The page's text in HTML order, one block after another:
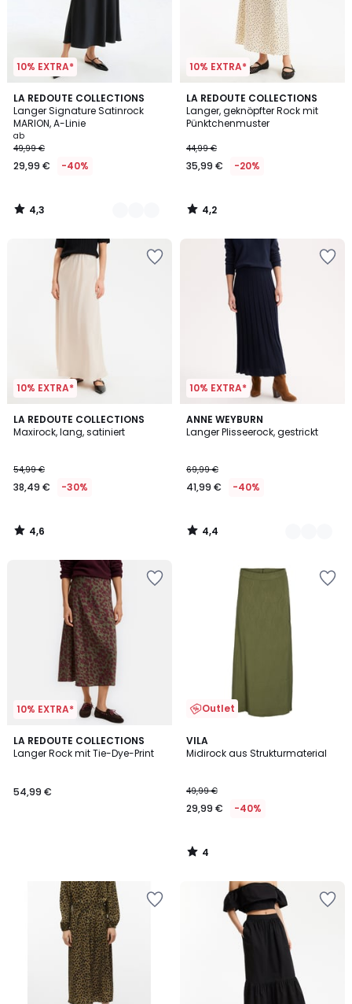
10% EXTRA*
LA REDOUTE COLLECTIONS
Langer Signature Satinrock
MARION, A-Linie
ab
49,99 €
29,99 € -40%
4,3
/ 5
3
Farben
4,3
/
10% EXTRA*
LA REDOUTE COLLECTIONS
Langer, geknöpfter Rock mit
Pünktchenmuster
44,99 €
35,99 € -20%
4,2
/ 5
4,2
/
10% EXTRA*
LA REDOUTE COLLECTIONS
Maxirock, lang, satiniert
54,99 €
38,49 € -30%
4,6
/ 5
4,6
/
10% EXTRA*
ANNE WEYBURN
Langer Plisseerock, gestrickt
69,99 €
41,99 € -40%
4,4
/ 5
2
Farben
4,4
/
10% EXTRA*
LA REDOUTE COLLECTIONS
Langer Rock mit Tie-Dye-Print
54,99 €
Outlet
VILA
Midirock aus Strukturmaterial
49,99 €
29,99 € -40%
4
/
4
/